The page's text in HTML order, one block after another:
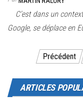
C’est dans un
Google, se déplace en
Pagination
Précédent
ARTICLES